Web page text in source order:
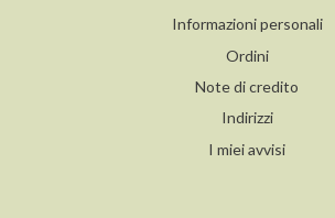
Informazioni personali
Ordini
Note di credito
Indirizzi
I miei avvisi